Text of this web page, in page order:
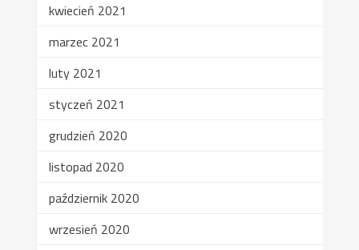
kwiecień 2021
marzec 2021
luty 2021
styczeń 2021
grudzień 2020
listopad 2020
październik 2020
wrzesień 2020